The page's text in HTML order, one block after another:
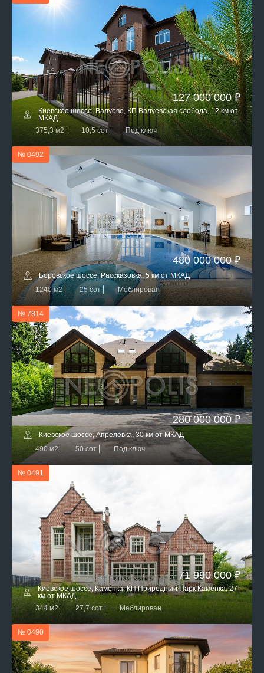
127 000 000 ₽
Киевское шоссе, Валуево, КП Валуевская слобода, 12 км от
МКАД
375,3 м2
10,5 сот Под ключ
№ 0492
480 000 000 ₽
Боровское шоссе, Рассказовка, 5 км от МКАД
1240 м2
25 сот Меблирован
№ 7814
280 000 000 ₽
Киевское шоссе, Апрелевка, 30 км от МКАД
490 м2
50 сот Под ключ
№ 0491
71 990 000 ₽
Киевское шоссе, Каменка, КП Природный Парк Каменка, 27
км от МКАД
344 м2
27,7 сот Меблирован
№ 0490